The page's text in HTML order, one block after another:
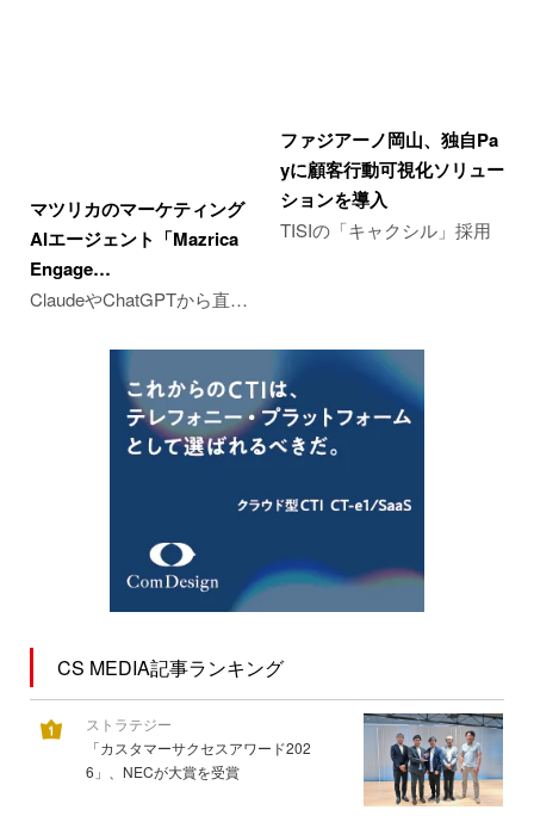
マツリカのマーケティング
AIエージェント「Mazrica
Engage…
ClaudeやChatGPTから直…
ファジアーノ岡山、独自Pa
yに顧客行動可視化ソリュー
ションを導入
TISIの「キャクシル」採用
CS MEDIA記事ランキング
ストラテジー
「カスタマーサクセスアワード202
6」、NECが大賞を受賞